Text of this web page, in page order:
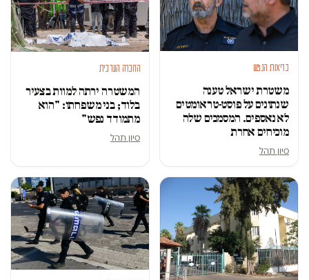
בריאות הנפש
משטרת ישראל טענה
שנתונים על פוסט-טראומטים
לא נאספים. המסמכים שלה
מוכיחים אחרת
סיון תהל
החברה הערבית
המשטרה ירתה למוות בצעיר
בלוד; בני משפחתו: "הוא
מתמודד נפש"
סיון תהל